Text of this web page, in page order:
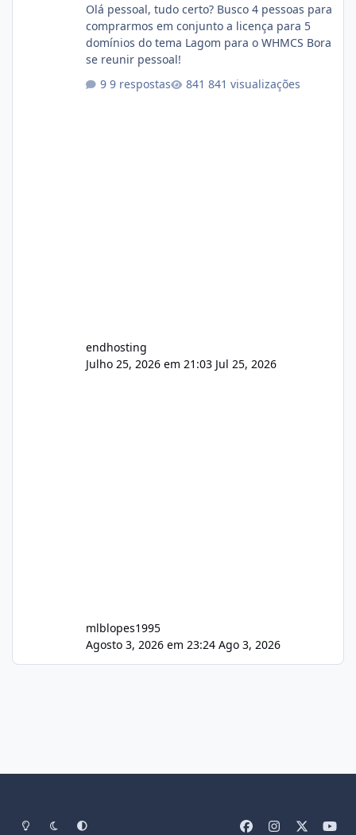
Olá pessoal, tudo certo? Busco 4 pessoas para
comprarmos em conjunto a licença para 5
domínios do tema Lagom para o WHMCS Bora
se reunir pessoal!
9 respostas
841 visualizações
endhosting
Julho 25, 2026 em 21:03 Jul 25, 2026
mlblopes1995
Agosto 3, 2026 em 23:24 Ago 3, 2026
Light ModeDark ModeSystem Preference